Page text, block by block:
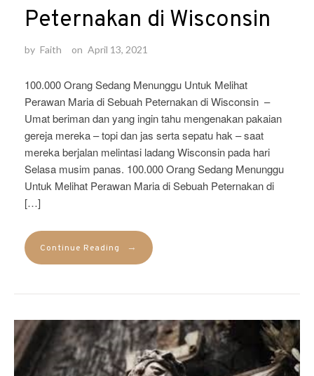
Peternakan di Wisconsin
by Faith on April 13, 2021
100.000 Orang Sedang Menunggu Untuk Melihat
Perawan Maria di Sebuah Peternakan di Wisconsin –
Umat ​​beriman dan yang ingin tahu mengenakan pakaian
gereja mereka – topi dan jas serta sepatu hak – saat
mereka berjalan melintasi ladang Wisconsin pada hari
Selasa musim panas. 100.000 Orang Sedang Menunggu
Untuk Melihat Perawan Maria di Sebuah Peternakan di
[…]
Continue Reading →